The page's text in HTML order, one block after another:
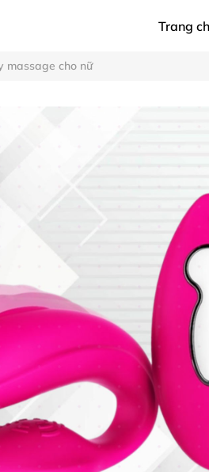
Trang
massage cho nữ